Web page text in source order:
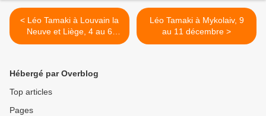
< Léo Tamaki à Louvain la
Neuve et Liège, 4 au 6
novembre
Léo Tamaki à Mykolaiv, 9
au 11 décembre >
Hébergé par Overblog
Top articles
Pages